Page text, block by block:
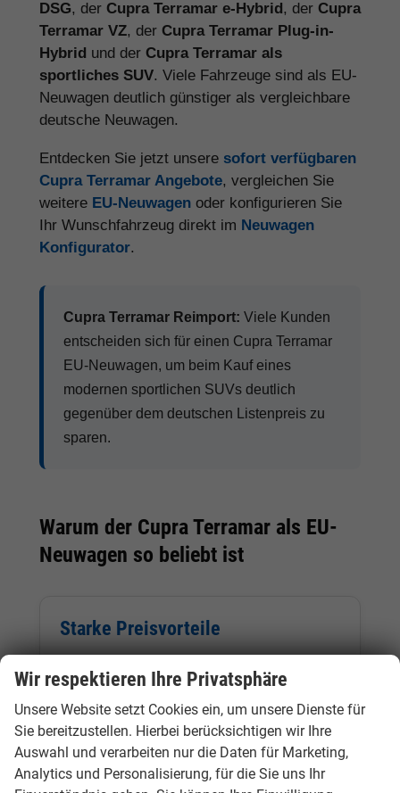
DSG, der Cupra Terramar e-Hybrid, der Cupra
Terramar VZ, der Cupra Terramar Plug-in-
Hybrid und der Cupra Terramar als
sportliches SUV. Viele Fahrzeuge sind als EU-
Neuwagen deutlich günstiger als vergleichbare
deutsche Neuwagen.
Entdecken Sie jetzt unsere sofort verfügbaren
Cupra Terramar Angebote, vergleichen Sie
weitere EU-Neuwagen oder konfigurieren Sie
Ihr Wunschfahrzeug direkt im Neuwagen
Konfigurator.
Cupra Terramar Reimport: Viele Kunden
entscheiden sich für einen Cupra Terramar
EU-Neuwagen, um beim Kauf eines
modernen sportlichen SUVs deutlich
gegenüber dem deutschen Listenpreis zu
sparen.
Warum der Cupra Terramar als EU-
Neuwagen so beliebt ist
Starke Preisvorteile
Verfügbarkeit sind beim Cupra Terramar
Reimport deutliche Preisvorteile
gegenüber deutschen Neuwagen möglich.
Wir respektieren Ihre Privatsphäre
Unsere Website setzt Cookies ein, um unsere Dienste für
Sie bereitzustellen. Hierbei berücksichtigen wir Ihre
Auswahl und verarbeiten nur die Daten für Marketing,
Analytics und Personalisierung, für die Sie uns Ihr